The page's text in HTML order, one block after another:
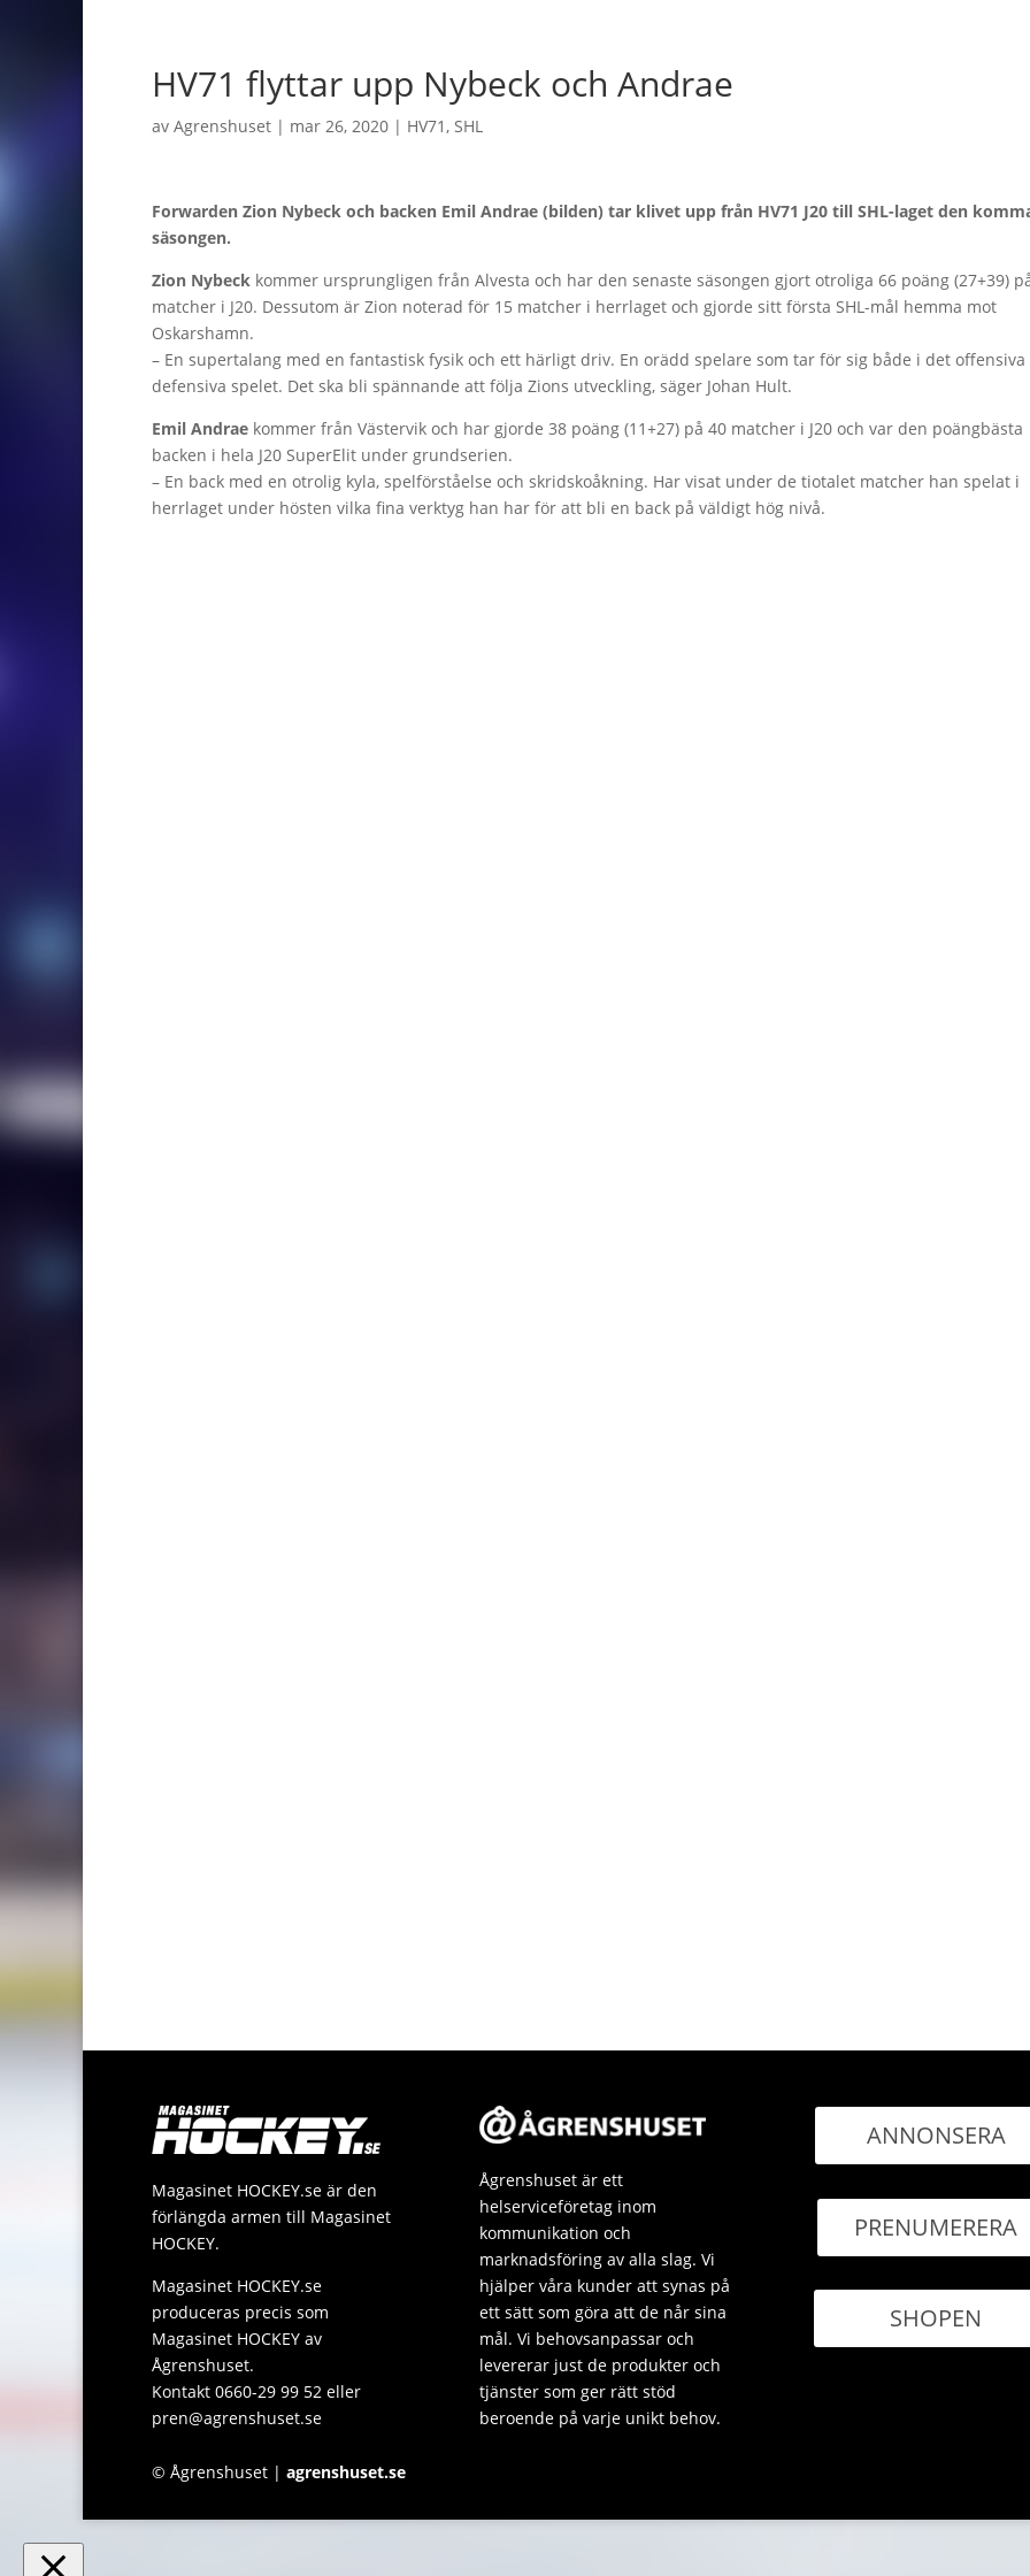
HV71 flyttar upp Nybeck och Andrae
av Agrenshuset | mar 26, 2020 | HV71, SHL
Forwarden Zion Nybeck och backen Emil Andrae (bilden) tar klivet upp från HV71 J20 till SHL-laget den
säsongen.
Zion Nybeck kommer ursprungligen från Alvesta och har den senaste säsongen gjort otroliga 66 poäng (27+39)
matcher i J20. Dessutom är Zion noterad för 15 matcher i herrlaget och gjorde sitt första SHL-mål hemma mot
Oskarshamn.
– En supertalang med en fantastisk fysik och ett härligt driv. En orädd spelare som tar för sig både i det offensiva
defensiva spelet. Det ska bli spännande att följa Zions utveckling, säger Johan Hult.
Emil Andrae kommer från Västervik och har gjorde 38 poäng (11+27) på 40 matcher i J20 och var den poängbästa
backen i hela J20 SuperElit under grundserien.
– En back med en otrolig kyla, spelförståelse och skridskoåkning. Har visat under de tiotalet matcher han spelat i
herrlaget under hösten vilka fina verktyg han har för att bli en back på väldigt hög nivå.
Magasinet HOCKEY.se är den
förlängda armen till Magasinet
HOCKEY.
Magasinet HOCKEY.se
produceras precis som
Magasinet HOCKEY av
Ågrenshuset.
Kontakt 0660-29 99 52 eller
pren@agrenshuset.se
Ågrenshuset är ett
helserviceföretag inom
kommunikation och
marknadsföring av alla slag. Vi
hjälper våra kunder att synas på
ett sätt som göra att de når sina
mål. Vi behovsanpassar och
levererar just de produkter och
tjänster som ger rätt stöd
beroende på varje unikt behov.
ANNONSERA
PRENUMERERA
SHOPEN
© Ågrenshuset | agrenshuset.se